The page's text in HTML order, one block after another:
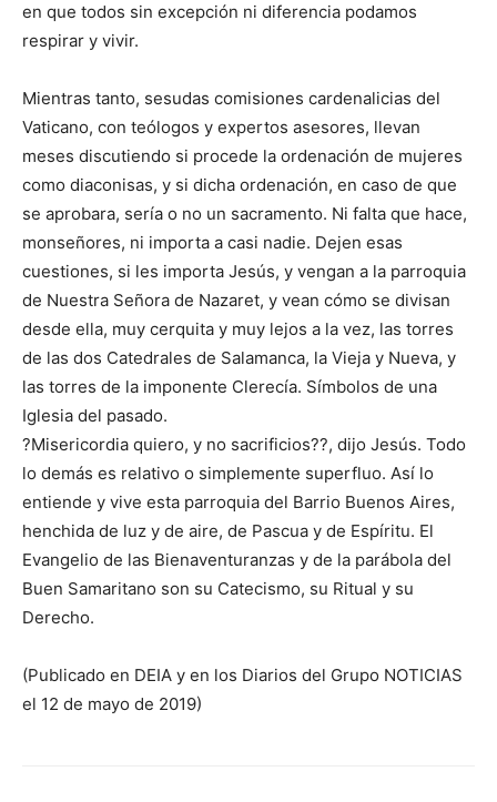
en que todos sin excepción ni diferencia podamos
respirar y vivir.
Mientras tanto, sesudas comisiones cardenalicias del
Vaticano, con teólogos y expertos asesores, llevan
meses discutiendo si procede la ordenación de mujeres
como diaconisas, y si dicha ordenación, en caso de que
se aprobara, sería o no un sacramento. Ni falta que hace,
monseñores, ni importa a casi nadie. Dejen esas
cuestiones, si les importa Jesús, y vengan a la parroquia
de Nuestra Señora de Nazaret, y vean cómo se divisan
desde ella, muy cerquita y muy lejos a la vez, las torres
de las dos Catedrales de Salamanca, la Vieja y Nueva, y
las torres de la imponente Clerecía. Símbolos de una
Iglesia del pasado.
?Misericordia quiero, y no sacrificios??, dijo Jesús. Todo
lo demás es relativo o simplemente superfluo. Así lo
entiende y vive esta parroquia del Barrio Buenos Aires,
henchida de luz y de aire, de Pascua y de Espíritu. El
Evangelio de las Bienaventuranzas y de la parábola del
Buen Samaritano son su Catecismo, su Ritual y su
Derecho.
(Publicado en DEIA y en los Diarios del Grupo NOTICIAS
el 12 de mayo de 2019)